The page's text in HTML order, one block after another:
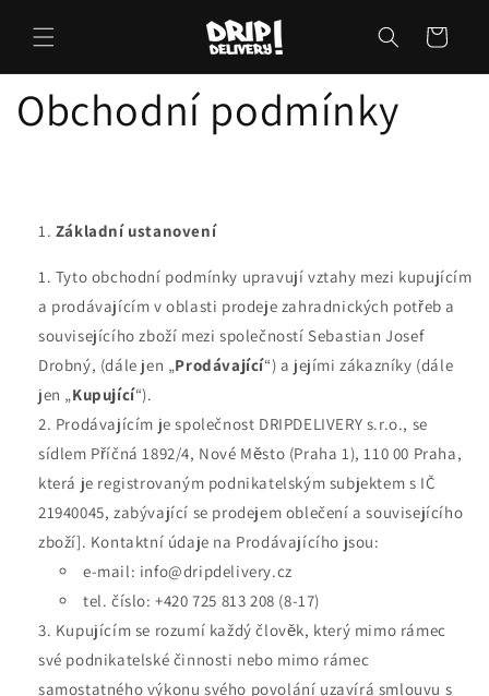
obsahu
Košík
Obchodní podmínky
Základní ustanovení
Tyto obchodní podmínky upravují vztahy mezi kupujícím
a prodávajícím v oblasti prodeje zahradnických potřeb a
souvisejícího zboží mezi společností Sebastian Josef
Drobný, (dále jen „Prodávající“) a jejími zákazníky (dále
jen „Kupující“).
Prodávajícím je společnost DRIPDELIVERY s.r.o., se
sídlem Příčná 1892/4, Nové Město (Praha 1), 110 00 Praha,
která je registrovaným podnikatelským subjektem s IČ
21940045, zabývající se prodejem oblečení a souvisejícího
zboží]. Kontaktní údaje na Prodávajícího jsou:
e-mail: info@dripdelivery.cz
tel. číslo:+420 725 813 208 (8-17)
Kupujícím se rozumí každý člověk, který mimo rámec
své podnikatelské činnosti nebo mimo rámec
samostatného výkonu svého povolání uzavírá smlouvu s